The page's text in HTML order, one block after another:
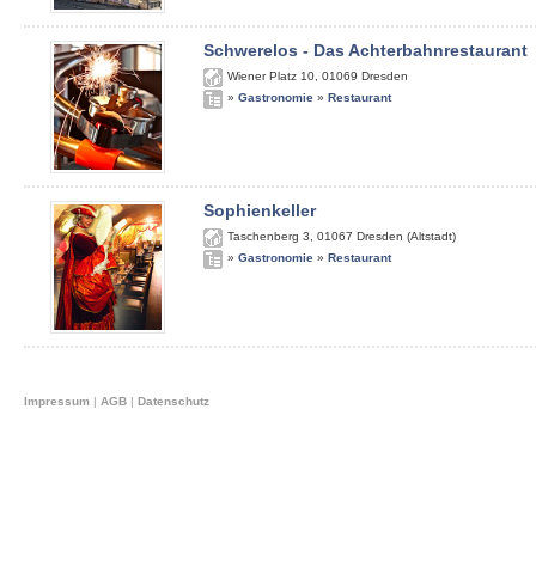
Schwerelos - Das Achterbahnrestaurant
Wiener Platz 10 01069 Dresden
» Gastronomie » Restaurant
Sophienkeller
Taschenberg 3 01067 Dresden (Altstadt)
» Gastronomie » Restaurant
Impressum | AGB | Datenschutz